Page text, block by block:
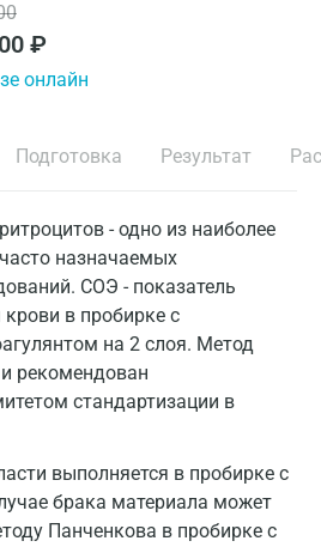
₽
онлайн
Подготовка Результат
- одно из наиболее
назначаемых
СОЭ - показатель
в пробирке с
на 2 слоя. Метод
рекомендован
стандартизации в
выполняется в пробирке с
брака материала может
Панченкова в пробирке с